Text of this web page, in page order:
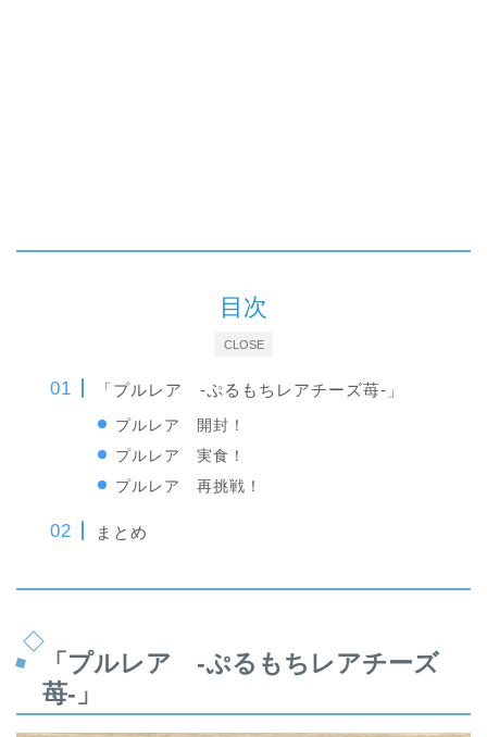
CLOSE
目次
「プルレア -ぷるもちレアチーズ苺-」
プルレア 開封！
プルレア 実食！
プルレア 再挑戦！
まとめ
「プルレア -ぷるもちレアチーズ
苺-」